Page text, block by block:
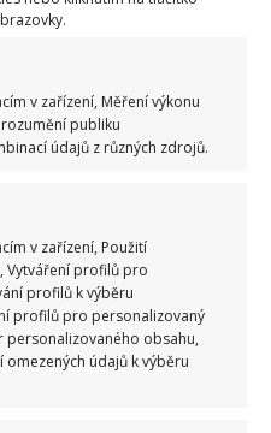
v zařízení, Měření výkonu
publiku
údajů z různých zdrojů.
v zařízení, Použití
Vytváření profilů pro
profilů k výběru
profilů pro personalizovaný
obsahu,
omezených údajů k výběru